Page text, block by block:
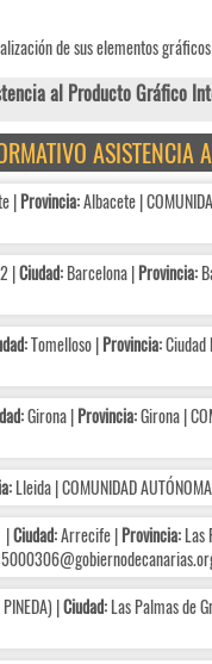
de sus elementos gráficos
al Producto Gráfico
ASISTENCIA
|Provincia:Albacete |
|Ciudad:Barcelona |Provincia:
Tomelloso |Provincia:Ciudad
Girona |Provincia:Girona |
Lleida | COMUNIDAD
|Ciudad:Arrecife |Provincia:Las
|Ciudad:Las Palmas de